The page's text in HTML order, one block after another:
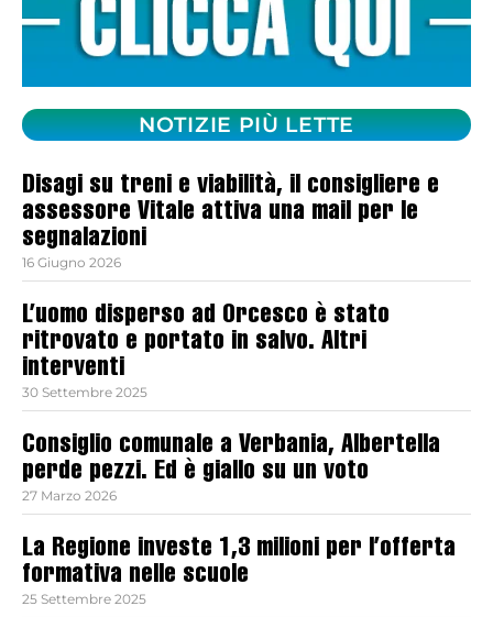
NOTIZIE PIÙ LETTE
Disagi su treni e viabilità, il consigliere e
assessore Vitale attiva una mail per le
segnalazioni
16 Giugno 2026
L’uomo disperso ad Orcesco è stato
ritrovato e portato in salvo. Altri
interventi
30 Settembre 2025
Consiglio comunale a Verbania, Albertella
perde pezzi. Ed è giallo su un voto
27 Marzo 2026
La Regione investe 1,3 milioni per l’offerta
formativa nelle scuole
25 Settembre 2025